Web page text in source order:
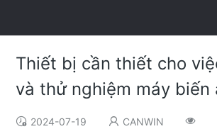
Thiết bị cần thiết cho
và thử nghiệm máy biến
2024-07-19 CANWIN